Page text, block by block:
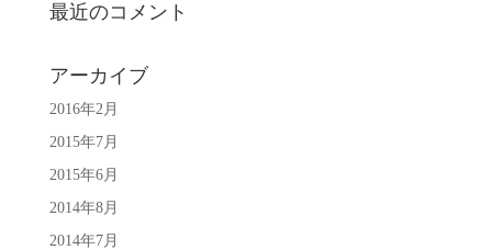
最近のコメント
アーカイブ
2016年2月
2015年7月
2015年6月
2014年8月
2014年7月